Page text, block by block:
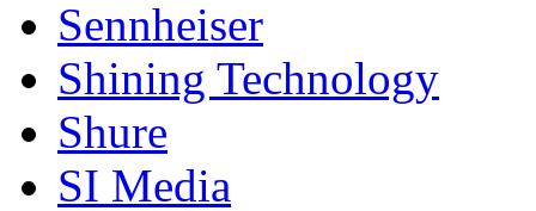
Sennheiser
Shining Technology
Shure
SI Media